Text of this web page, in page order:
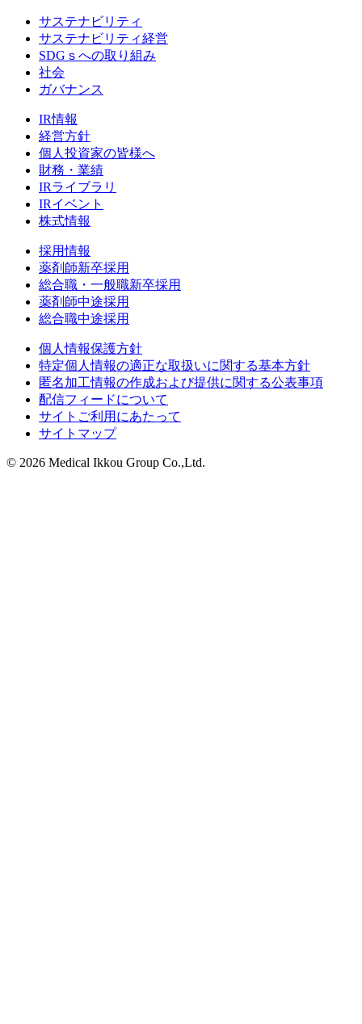
サステナビリティ
サステナビリティ経営
SDGｓへの取り組み
社会
ガバナンス
IR情報
経営方針
個人投資家の皆様へ
財務・業績
IRライブラリ
IRイベント
株式情報
採用情報
薬剤師新卒採用
総合職・一般職新卒採用
薬剤師中途採用
総合職中途採用
個人情報保護方針
特定個人情報の適正な取扱いに関する基本方針
匿名加工情報の作成および提供に関する公表事項
配信フィードについて
サイトご利用にあたって
サイトマップ
© 2026 Medical Ikkou Group Co.,Ltd.